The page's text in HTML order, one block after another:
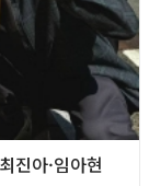
진아·임아현